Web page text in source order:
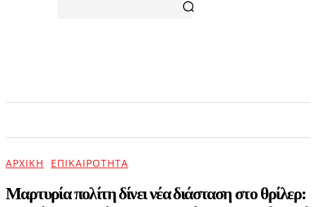
ΑΡΧΙΚΉ ΕΠΙΚΑΙΡΌΤΗΤΑ
Μαρτυρία πολίτη δίνει νέα διάσταση στο θρίλερ: